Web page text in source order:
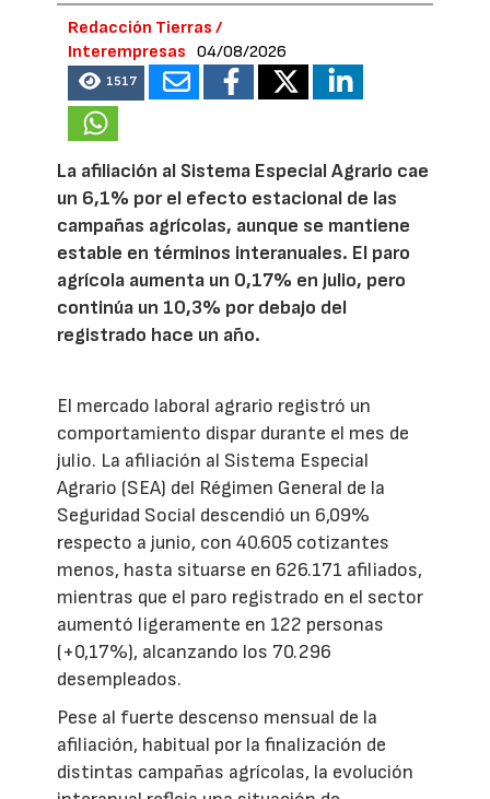
Redacción Tierras /
Interempresas
04/08/2026
1517
La afiliación al Sistema Especial Agrario cae
un 6,1% por el efecto estacional de las
campañas agrícolas, aunque se mantiene
estable en términos interanuales. El paro
agrícola aumenta un 0,17% en julio, pero
continúa un 10,3% por debajo del
registrado hace un año.
El mercado laboral agrario registró un
comportamiento dispar durante el mes de
julio. La afiliación al Sistema Especial
Agrario (SEA) del Régimen General de la
Seguridad Social descendió un 6,09%
respecto a junio, con 40.605 cotizantes
menos, hasta situarse en 626.171 afiliados,
mientras que el paro registrado en el sector
aumentó ligeramente en 122 personas
(+0,17%), alcanzando los 70.296
desempleados.
Pese al fuerte descenso mensual de la
afiliación, habitual por la finalización de
distintas campañas agrícolas, la evolución